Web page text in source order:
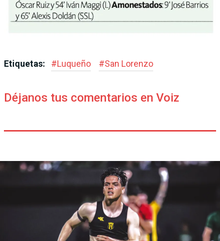
Etiquetas: #Luqueño #San Lorenzo
Déjanos tus comentarios en Voiz